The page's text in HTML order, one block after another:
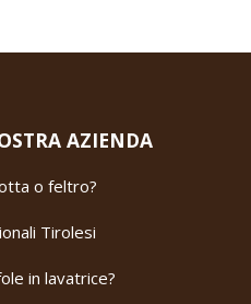
AZIENDA
o feltro?
Tirolesi
in lavatrice?